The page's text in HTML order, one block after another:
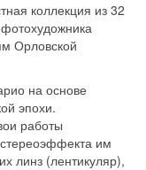
коллекция из 32
Орловской
на основе
эпохи.
работы
им
линз (лентикуляр),